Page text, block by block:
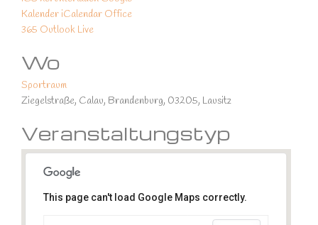
Kalender iCalendar Office
365 Outlook Live
Wo
Sportraum
Ziegelstraße, Calau, Brandenburg, 03205, Lausitz
Veranstaltungstyp
This page can't load Google Maps correctly.